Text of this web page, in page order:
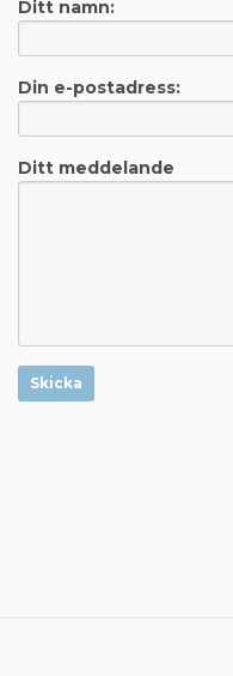
Ditt namn:
Din e-postadress:
Ditt meddelande
Skicka